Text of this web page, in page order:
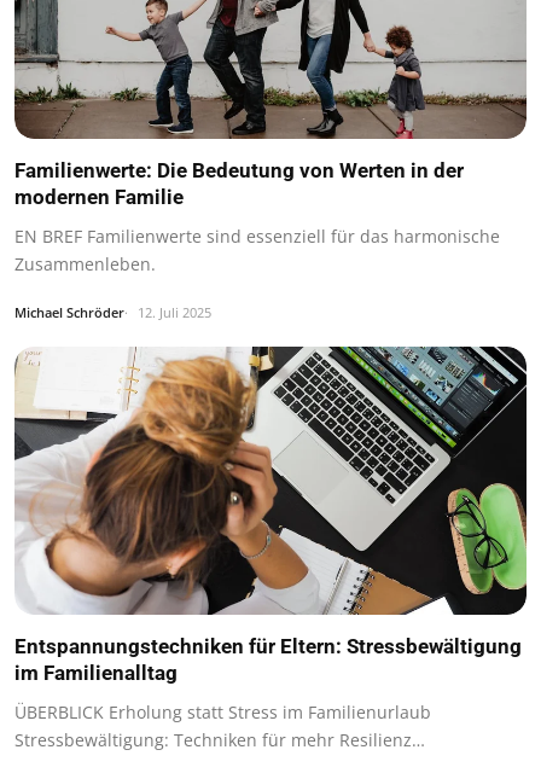
Familienwerte: Die Bedeutung von Werten in der
modernen Familie
EN BREF Familienwerte sind essenziell für das harmonische
Zusammenleben.
Michael Schröder 12. Juli 2025
Entspannungstechniken für Eltern: Stressbewältigung
im Familienalltag
ÜBERBLICK Erholung statt Stress im Familienurlaub
Stressbewältigung: Techniken für mehr Resilienz…